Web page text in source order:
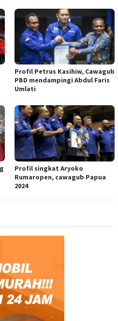
Profil Petrus Kasihiw, Cawagub
PBD mendampingi Abdul Faris
Umlati
Profil singkat Aryoko
Rumaropen, cawagub Papua
2024